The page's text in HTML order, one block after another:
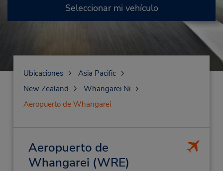
Seleccionar mi vehículo
Ubicaciones
Asia Pacific
New Zealand
Whangarei Ni
Aeropuerto de Whangarei
Aeropuerto de
Whangarei (WRE)